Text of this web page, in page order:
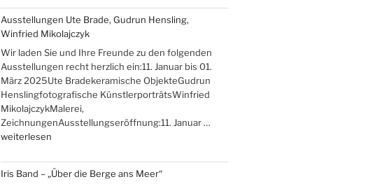
Ausstellungen Ute Brade, Gudrun Hensling,
Winfried Mikolajczyk
Wir laden Sie und Ihre Freunde zu den folgenden
Ausstellungen recht herzlich ein:11. Januar bis 01.
März 2025Ute Bradekeramische ObjekteGudrun
Henslingfotografische KünstlerporträtsWinfried
MikolajczykMalerei,
ZeichnungenAusstellungseröffnung:11. Januar …
„Ausstellungen
Brade,
Gudrun
weiterlesen
Iris Band – „Über die Berge ans Meer“